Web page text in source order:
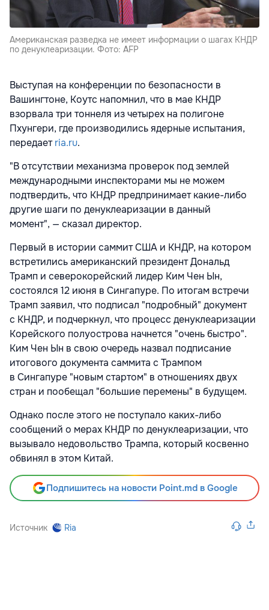
Американская разведка не имеет информации о шагах КНДР
по денуклеаризации. Фото: AFP
Выступая на конференции по безопасности в
Вашингтоне, Коутс напомнил, что в мае КНДР
взорвала три тоннеля из четырех на полигоне
Пхунгери, где производились ядерные испытания,
передаетria.ru.
"В отсутствии механизма проверок под землей
международными инспекторами мы не можем
подтвердить, что КНДР предпринимает какие-либо
другие шаги по денуклеаризации в данный
момент", — сказал директор.
Первый в истории саммит США и КНДР, на котором
встретились американский президент Дональд
Трамп и северокорейский лидер Ким Чен Ын,
состоялся 12 июня в Сингапуре. По итогам встречи
Трамп заявил, что подписал "подробный" документ
с КНДР, и подчеркнул, что процесс денуклеаризации
Корейского полуострова начнется "очень быстро".
Ким Чен Ын в свою очередь назвал подписание
итогового документа саммита с Трампом
в Сингапуре "новым стартом" в отношениях двух
стран и пообещал "большие перемены" в будущем.
Однако после этого не поступало каких-либо
сообщений о мерах КНДР по денуклеаризации, что
вызывало недовольство Трампа, который косвенно
обвинял в этом Китай.
Подпишитесь на новости Point.md в Google
Источник Ria